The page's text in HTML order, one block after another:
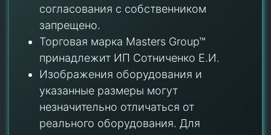
согласования с собственником
запрещено.
Торговая марка Masters Group™
принадлежит ИП Сотниченко Е.И.
Изображения оборудования и
указанные размеры могут
незначительно отличаться от
реального оборудования. Для